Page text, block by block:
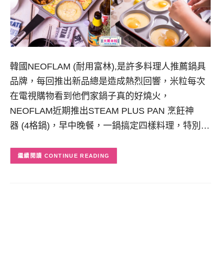
韓國NEOFLAM (耐用富林),是許多料理人推薦鍋具
品牌，每回推出新品總是造成熱烈回響，米粒每次
在電視購物看到他們家鍋子真的好燒火，
NEOFLAM近期推出STEAM PLUS PAN 烹飪神
器 (4格鍋)，早中晚餐，一鍋搞定四樣料理，特別…
CONTINUE READING